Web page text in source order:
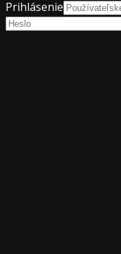
Prihlásenie